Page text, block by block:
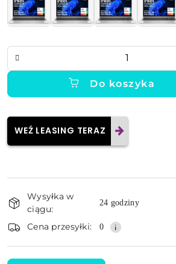
Do koszyka
WEŹ LEASING TERAZ
Dostępność
i
dostawa
Wysyłka w
ciągu:
24 godziny
Cena przesyłki: 0